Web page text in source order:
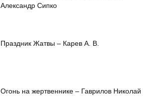
Александр Сипко
Праздник Жатвы – Карев А. В.
Огонь на жертвеннике – Гаврилов Николай